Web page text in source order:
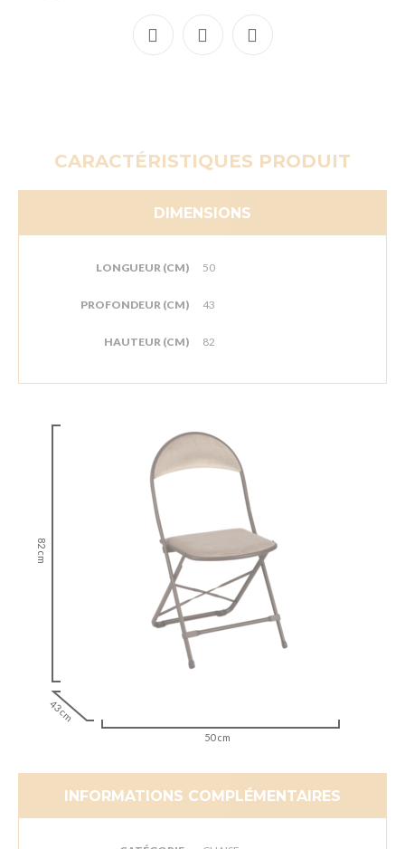
CARACTÉRISTIQUES PRODUIT
DIMENSIONS
LONGUEUR (CM) 50
PROFONDEUR (CM) 43
HAUTEUR (CM) 82
82 cm
43 cm
50 cm
INFORMATIONS COMPLÉMENTAIRES